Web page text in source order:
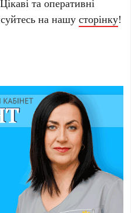
та оперативні
на нашусторінку!